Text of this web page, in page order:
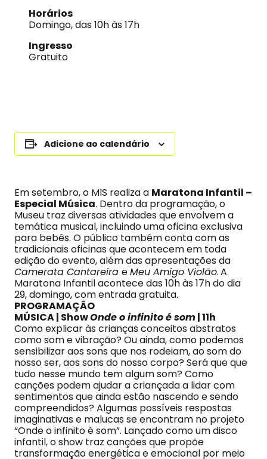
Horários
Domingo, das 10h às 17h
Ingresso
Gratuito
Adicione ao calendário
Em setembro, o MIS realiza a Maratona Infantil –
Especial Música. Dentro da programação, o
Museu traz diversas atividades que envolvem a
temática musical, incluindo uma oficina exclusiva
para bebês. O público também conta com as
tradicionais oficinas que acontecem em toda
edição do evento, além das apresentações da
Camerata Cantareira eMeu Amigo Violão.A
Maratona Infantil acontece das 10h às 17h do dia
29, domingo, com entrada gratuita.
PROGRAMAÇÃO
MÚSICA | ShowOnde o infinito é som| 11h
Como explicar às crianças conceitos abstratos
como som e vibração? Ou ainda, como podemos
sensibilizar aos sons que nos rodeiam, ao som do
nosso ser, aos sons do nosso corpo? Será que que
tudo nesse mundo tem algum som? Como
canções podem ajudar a criançada a lidar com
sentimentos que ainda estão nascendo e sendo
compreendidos? Algumas possíveis respostas
imaginativas e malucas se encontram no projeto
“Onde o infinito é som”. Lançado como um disco
infantil, o show traz canções que propõe
transformação energética e emocional por meio